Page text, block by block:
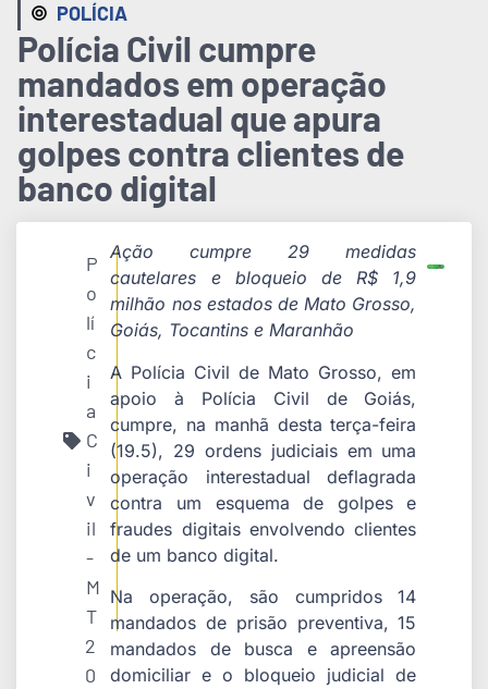
POLÍCIA
Polícia Civil cumpre
mandados em operação
interestadual que apura
golpes contra clientes de
banco digital
P
o
lí
c
i
a
C
i
v
il
-
M
T
2
0
Ação cumpre 29 medidas
cautelares e bloqueio de R$ 1,9
milhão nos estados de Mato Grosso,
Goiás, Tocantins e Maranhão
A Polícia Civil de Mato Grosso, em
apoio à Polícia Civil de Goiás,
cumpre, na manhã desta terça-feira
(19.5), 29 ordens judiciais em uma
operação interestadual deflagrada
contra um esquema de golpes e
fraudes digitais envolvendo clientes
de um banco digital.
Na operação, são cumpridos 14
mandados de prisão preventiva, 15
mandados de busca e apreensão
domiciliar e o bloqueio judicial de